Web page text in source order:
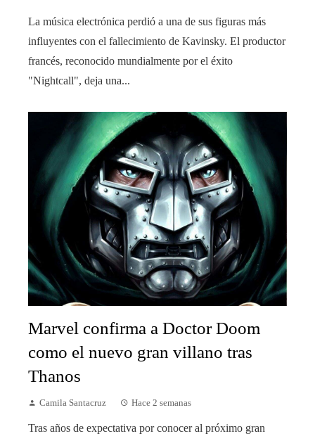
La música electrónica perdió a una de sus figuras más
influyentes con el fallecimiento de Kavinsky. El productor
francés, reconocido mundialmente por el éxito
"Nightcall", deja una...
Marvel confirma a Doctor Doom
como el nuevo gran villano tras
Thanos
Camila Santacruz Hace 2 semanas
Tras años de expectativa por conocer al próximo gran